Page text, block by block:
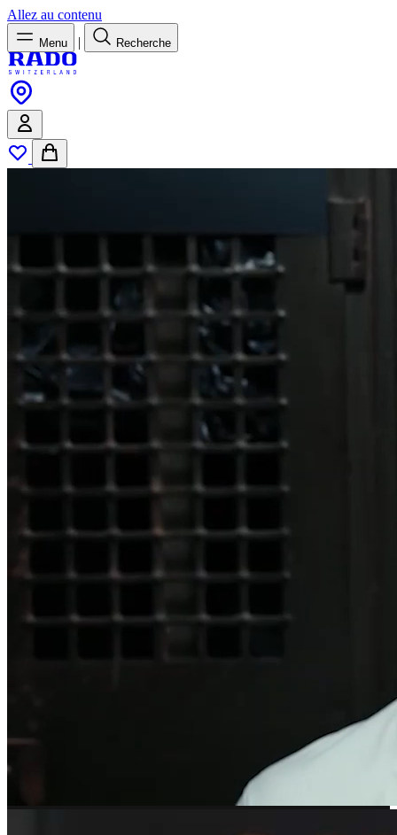
Allez au contenu
Menu | Recherche